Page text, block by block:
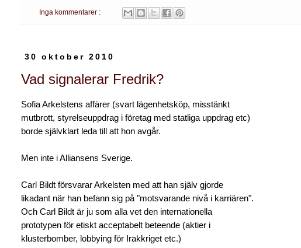
Inga kommentarer :
30 oktober 2010
Vad signalerar Fredrik?
Sofia Arkelstens affärer (svart lägenhetsköp, misstänkt
mutbrott, styrelseuppdrag i företag med statliga uppdrag etc)
borde självklart leda till att hon avgår.
Men inte i Alliansens Sverige.
Carl Bildt försvarar Arkelsten med att han själv gjorde
likadant när han befann sig på "motsvarande nivå i karriären".
Och Carl Bildt är ju som alla vet den internationella
prototypen för etiskt acceptabelt beteende (aktier i
klusterbomber, lobbying för Irakkriget etc.)